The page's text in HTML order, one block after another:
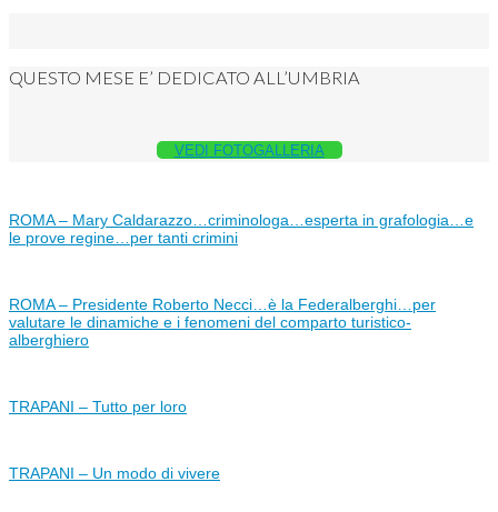
QUESTO MESE E’ DEDICATO ALL’UMBRIA
VEDI FOTOGALLERIA
ROMA – Mary Caldarazzo…criminologa…esperta in grafologia…e
le prove regine…per tanti crimini
ROMA – Presidente Roberto Necci…è la Federalberghi…per
valutare le dinamiche e i fenomeni del comparto turistico-
alberghiero
TRAPANI – Tutto per loro
TRAPANI – Un modo di vivere